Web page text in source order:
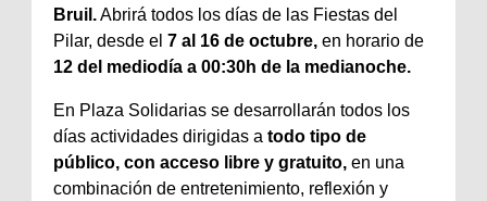
Bruil.Abrirá todos los días de las Fiestas del
Pilar, desde el 7 al 16 de octubre, en horario de
12 del mediodía a 00:30h de la medianoche.
En Plaza Solidarias se desarrollarán todos los
días actividades dirigidas a todo tipo de
público, con acceso libre y gratuito, en una
combinación de entretenimiento, reflexión y